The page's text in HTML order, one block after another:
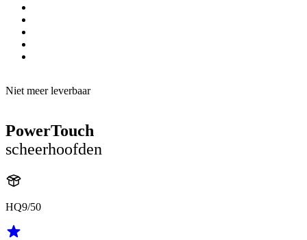
Niet meer leverbaar
PowerTouch
scheerhoofden
HQ9/50